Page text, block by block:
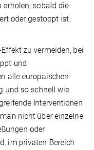
sobald die
oder gestoppt ist.
zu vermeiden, bei
und
alle europäischen
und so schnell wie
Interventionen
nicht über einzelne
oder
im privaten Bereich